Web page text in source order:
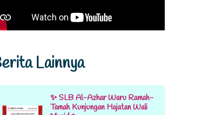
Lainnya
✨ SLB Al-Azhar Waru Ramah-
Tamah Kunjungan Hajatan Wali